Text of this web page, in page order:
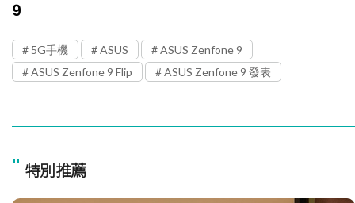
9
5G手機 ASUS
ASUS Zenfone 9
ASUS Zenfone 9 Flip
ASUS Zenfone 9 發表
" 特別推薦